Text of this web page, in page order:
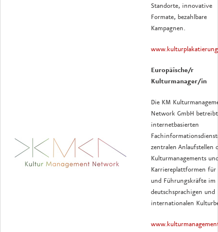
Standorte, innovative
Formate, bezahlbare
Kampagnen.
Europäische/r
Kulturmanager/in
Die KM
Network GmbH
internetbasierten
zentralen Anlaufstellen
Kulturmanagements
Karriereplattformen für
und Führungskräfte im
deutschsprachigen und
internationalen